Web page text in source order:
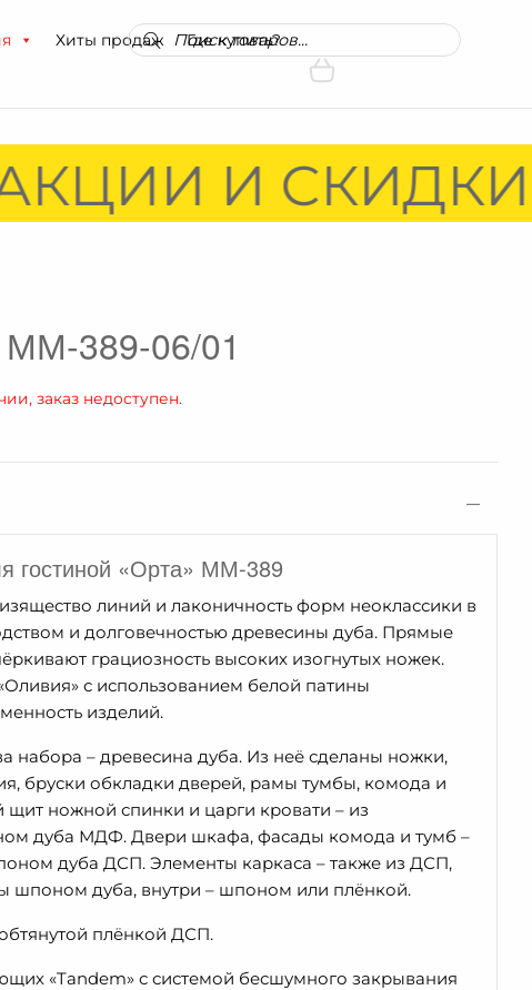
Хиты продаж Где купить?
Поиск
товаров
И
389-06/01
заказ недоступен.
гостиной «Орта» ММ-389
линий и лаконичность форм неоклассики в
и долговечностью древесины дуба. Прямые
грациозность высоких изогнутых ножек.
с использованием белой патины
изделий.
набора – древесина дуба. Из неё сделаны ножки,
бруски обкладки дверей, рамы тумбы, комода и
щит ножной спинки и царги кровати – из
дуба МДФ. Двери шкафа, фасады комода и тумб –
дуба ДСП. Элементы каркаса – также из ДСП,
шпоном дуба, внутри – шпоном или плёнкой.
плёнкой ДСП.
«Tandem» с системой бесшумного закрывания